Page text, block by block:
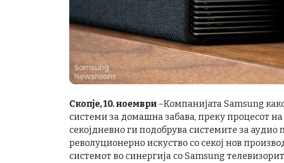
Скопје, 10. ноември –Компанијата Samsung
системи за домашна забава, преку процесот
секојдневно ги подобрува системите за аудио
револуционерно искуство со секој нов
системот во синергија со Samsung